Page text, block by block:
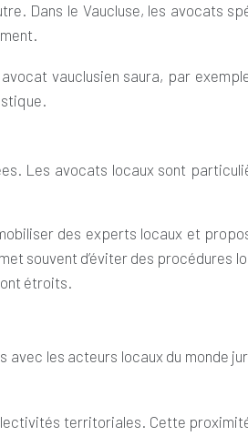
Dans le Vaucluse, les avocats
vauclusien saura, par
Les avocats locaux sont
des experts locaux et
souvent d’éviter des procédures
étroits.
avec les acteurs locaux du monde
territoriales. Cette